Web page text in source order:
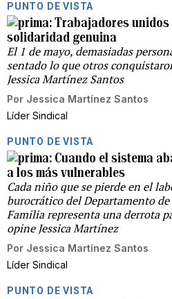
PUNTO DE VISTA
Trabajadores unidos
solidaridad genuina
El 1 de mayo, demasiadas
sentado lo que otros
Jessica Martínez Santos
Por Jessica Martínez Santos
Líder Sindical
PUNTO DE VISTA
Cuando el sistema
a los más vulnerables
Cada niño que se pierde en el
burocrático del Departamento de
Familia representa una derrota
opine Jessica Martínez
Por Jessica Martínez Santos
Líder Sindical
PUNTO DE VISTA